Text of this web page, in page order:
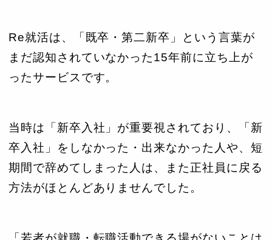
Re就活は、「既卒・第二新卒」という言葉が
まだ認知されていなかった15年前に立ち上が
ったサービスです。
当時は「新卒入社」が重要視されており、「新
卒入社」をしなかった・出来なかった人や、短
期間で辞めてしまった人は、また正社員に戻る
方法がほとんどありませんでした。